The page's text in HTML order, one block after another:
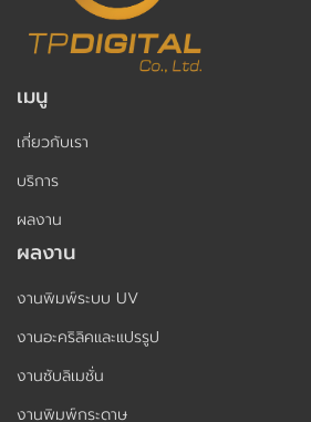
เมนู
เกี่ยวกับเรา
บริการ
ผลงาน
ผลงาน
งานพิมพ์ระบบ UV
งานอะคริลิคและแปรรูป
งานซับลิเมชั่น
งานพิมพ์กระดาษ